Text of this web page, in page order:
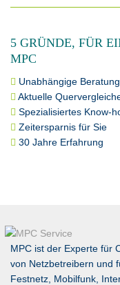
5 GRÜNDE, FÜR
MPC
Unabhängige Beratung
Aktuelle
Spezialisiertes Know-
Zeitersparnis für Sie
30 Jahre Erfahrung
MPC ist der Experte für
von Netzbetreibern und
Festnetz, Mobilfunk,